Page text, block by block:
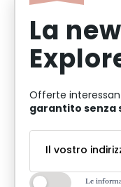
La
Offerte
garantito senza
Le